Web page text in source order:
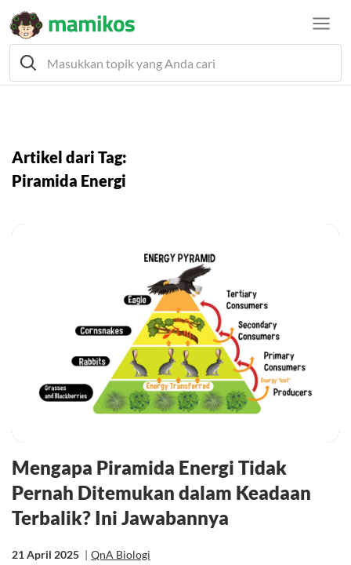
Artikel dari Tag:
Piramida Energi
Mengapa Piramida Energi Tidak
Pernah Ditemukan dalam Keadaan
Terbalik? Ini Jawabannya
21 April 2025 | QnA Biologi